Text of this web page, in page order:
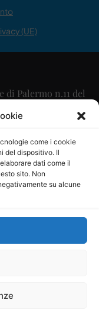
come i cookie
del dispositivo. Il
dati come il
sito. Non
su alcune
(UE)
Palermo n.11 del
Scaglione
Calabrese
a r.l. è
Comunicazione al